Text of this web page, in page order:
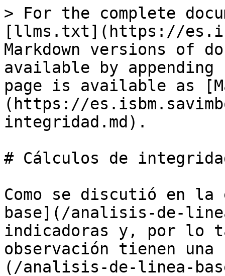
> For the complete
[llms.txt](https://
Markdown versions of
available by
page is available as
(https://
integridad.md).
# Cálculos de
Como se discutió en
base](/analisis-de-
indicadoras y, por lo
observación tienen
(/analisis-de-linea-